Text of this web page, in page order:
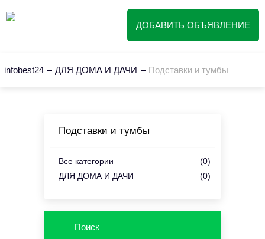
ДОБАВИТЬ ОБЪЯВЛЕНИЕ
infobest24 ДЛЯ ДОМА И ДАЧИ Подставки и тумбы
Подставки и тумбы
Все категории
(0)
ДЛЯ ДОМА И ДАЧИ
(0)
Поиск